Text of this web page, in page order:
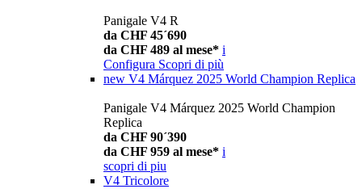
Panigale V4 R
da CHF 45´690
da CHF 489 al mese* i
Configura Scopri di più
new V4 Márquez 2025 World Champion Replica
Panigale V4 Márquez 2025 World Champion
Replica
da CHF 90´390
da CHF 959 al mese* i
scopri di piu
V4 Tricolore